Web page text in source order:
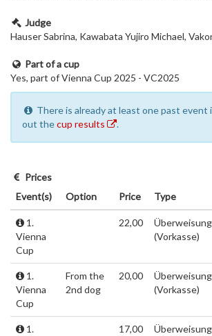
Judge
Hauser Sabrina, Kawabata Yujiro Michael,
Part of a cup
Yes, part of Vienna Cup 2025 - VC2025
There is already at least one past event
out thecup results .
Prices
Event(s)
Option Price Type
1.
Vienna
Cup
22,00
Überweisung
(Vorkasse)
1.
Vienna
Cup
From the
2nd dog
20,00
Überweisung
(Vorkasse)
1.
17,00
Überweisung